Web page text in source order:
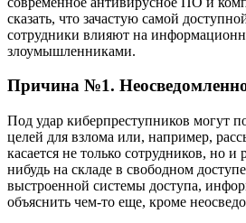
сказать, что зачастую самой
сотрудники влияют на
злоумышленниками.
Причина №1.
Под удар киберпреступников могут
целей для взлома или, например,
касается не только сотрудников, но
нибудь на складе в свободном
выстроенной системы доступа,
объяснить чем-то еще, кроме